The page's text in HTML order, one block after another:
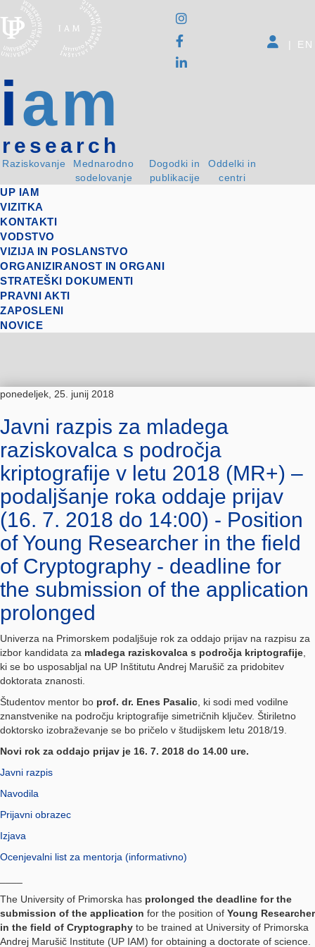
iam
research
Raziskovanje
Mednarodno
sodelovanje
Dogodki in
publikacije
Oddelki in
centri
| EN
UP IAM
VIZITKA
KONTAKTI
VODSTVO
VIZIJA IN POSLANSTVO
ORGANIZIRANOST IN ORGANI
STRATEŠKI DOKUMENTI
PRAVNI AKTI
ZAPOSLENI
NOVICE
ponedeljek, 25. junij 2018
Javni razpis za mladega
raziskovalca s področja
kriptografije v letu 2018 (MR+) –
podaljšanje roka oddaje prijav
(16. 7. 2018 do 14:00) - Position
of Young Researcher in the field
of Cryptography - deadline for
the submission of the application
prolonged
Univerza na Primorskem podaljšuje rok za oddajo prijav na razpisu za
izbor kandidata za mladega raziskovalca s področja kriptografije
ki se bo usposabljal na UP Inštitutu Andrej Marušič za pridobitev
doktorata znanosti.
Študentov mentor bo prof. dr. Enes Pasalic , ki sodi med vodilne
znanstvenike na področju kriptografije simetričnih ključev. Štiriletno
doktorsko izobraževanje se bo pričelo v študijskem letu 2018/19.
Novi rok za oddajo prijav je 16. 7. 2018 do 14.00 ure.
Javni razpis
Navodila
Prijavni obrazec
Izjava
Ocenjevalni list za mentorja (informativno)
The University of Primorska has prolonged the deadline for the
submission of the application for the position of Young Researcher
in the field of Cryptography to be trained at University of Primorska
Andrej Marušič Institute (UP IAM) for obtaining a doctorate of science.